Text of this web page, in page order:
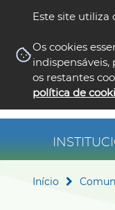
Este site utiliza
Os cookies
os restantes
política de
Início